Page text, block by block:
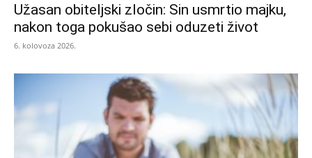
Užasan obiteljski zločin: Sin usmrtio majku,
nakon toga pokušao sebi oduzeti život
6. kolovoza 2026.